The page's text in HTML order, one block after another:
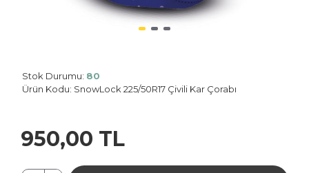
Stok Durumu: 80
Ürün Kodu: SnowLock 225/50R17 Çivili Kar Çorabı
950,00 TL
Planet: 0